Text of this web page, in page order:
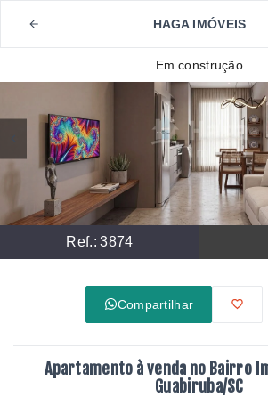
HAGA IMÓVEIS
Ref.:3874
Em construção
Compartilhar
Apartamento à venda no Bairro
Guabiruba/SC